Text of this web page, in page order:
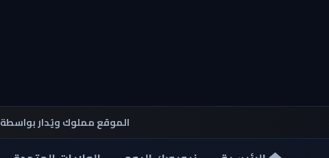
الموقع مملوك ويُدار بواسطة